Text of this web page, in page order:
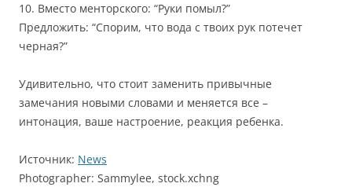
10. Вместо менторского: “Руки помыл?”
Предложить: “Спорим, что вода с твоих рук потечет
черная?”
Удивительно, что стоит заменить привычные
замечания новыми словами и меняется все –
интонация, ваше настроение, реакция ребенка.
Источник: News
Photographer: Sammylee, stock.xchng